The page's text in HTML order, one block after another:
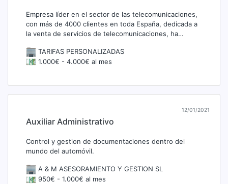
Empresa líder en el sector de las telecomunicaciones,
con más de 4000 clientes en toda España, dedicada a
la venta de servicios de telecomunicaciones, ha…
TARIFAS PERSONALIZADAS
1.000€ - 4.000€ al mes
12/01/2021
Auxiliar Administrativo
Control y gestion de documentaciones dentro del
mundo del automóvil.
A & M ASESORAMIENTO Y GESTION SL
950€ - 1.000€ al mes